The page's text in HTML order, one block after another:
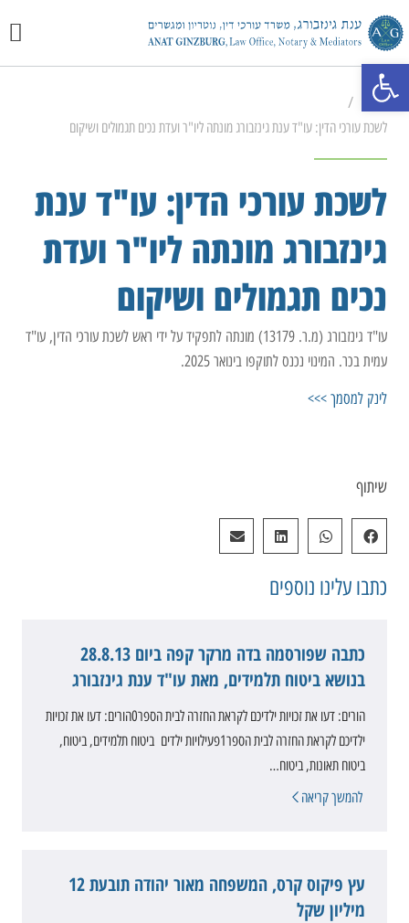
ראשי /
לשכת עורכי הדין: עו"ד ענת גינזבורג מונתה ליו"ר ועדת נכים תגמולים ושיקום
לשכת עורכי הדין: עו"ד ענת
גינזבורג מונתה ליו"ר ועדת
נכים תגמולים ושיקום
עו"ד גינזבורג (מ.ר. 13179) מונתה לתפקיד על ידי ראש לשכת עורכי הדין, עו"ד
עמית בכר. המינוי נכנס לתוקפו בינואר 2025.
לינק למסמך >>>
שיתוף
כתבו עלינו נוספים
כתבה שפורסמה בדה מרקר קפה ביום 28.8.13
בנושא ביטוח תלמידים, מאת עו"ד ענת גינזבורג
הורים: דעו את זכויות ילדיכם לקראת החזרה לבית הספר0הורים: דעו את זכויות
ילדיכם לקראת החזרה לבית הספר‎1פעילויות ילדים ביטוח תלמידים, ביטוח,
ביטוח תאונות, ביטוח…
להמשך קריאה
עץ פיקוס קרס, המשפחה מאור יהודה תובעת 12
מיליון שקל
פתח סרגל נגישות